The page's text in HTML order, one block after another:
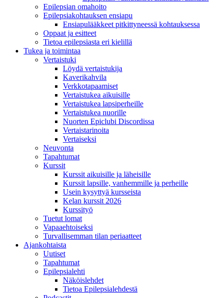
Epilepsian omahoito
Epilepsiakohtauksen ensiapu
Ensiapulääkkeet pitkittyneessä kohtauksessa
Oppaat ja esitteet
Tietoa epilepsiasta eri kielillä
Tukea ja toimintaa
Vertaistuki
Löydä vertaistukija
Kaverikahvila
Verkkotapaamiset
Vertaistukea aikuisille
Vertaistukea lapsiperheille
Vertaistukea nuorille
Nuorten Epiclubi Discordissa
Vertaistarinoita
Vertaiseksi
Neuvonta
Tapahtumat
Kurssit
Kurssit aikuisille ja läheisille
Kurssit lapsille, vanhemmille ja perheille
Usein kysyttyä kursseista
Kelan kurssit 2026
Kurssityö
Tuetut lomat
Vapaaehtoiseksi
Turvallisemman tilan periaatteet
Ajankohtaista
Uutiset
Tapahtumat
Epilepsialehti
Näköislehdet
Tietoa Epilepsialehdestä